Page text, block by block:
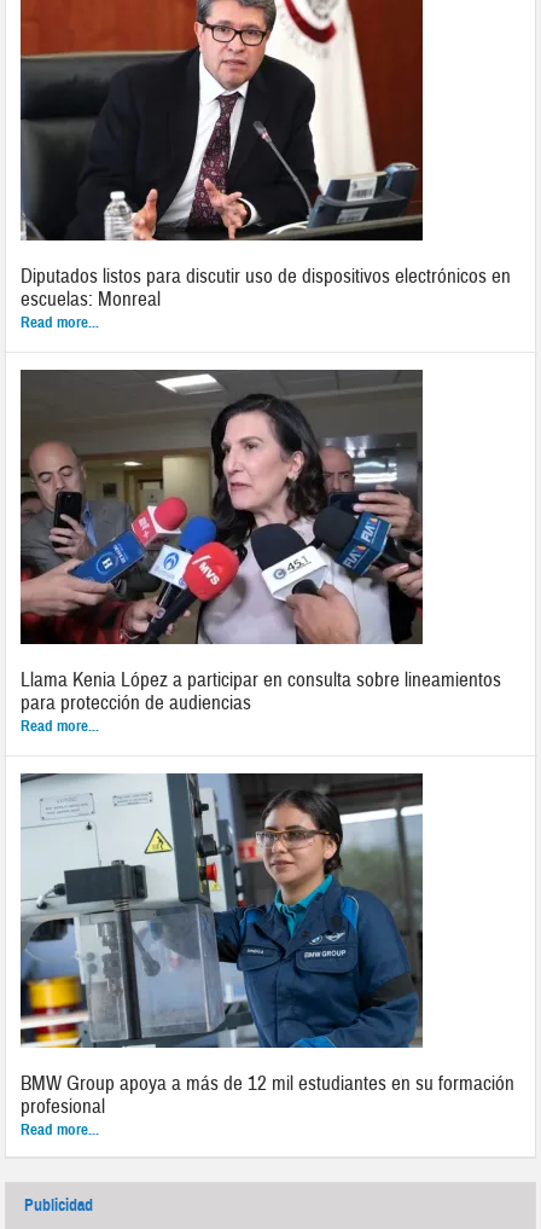
Diputados listos para discutir uso de dispositivos electrónicos en
escuelas: Monreal
Read more...
Llama Kenia López a participar en consulta sobre lineamientos
para protección de audiencias
Read more...
BMW Group apoya a más de 12 mil estudiantes en su formación
profesional
Read more...
Publicidad